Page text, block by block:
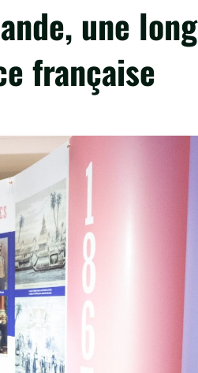
une
française